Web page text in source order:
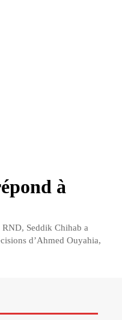
à
RND, Seddik Chihab a
d’Ahmed Ouyahia,